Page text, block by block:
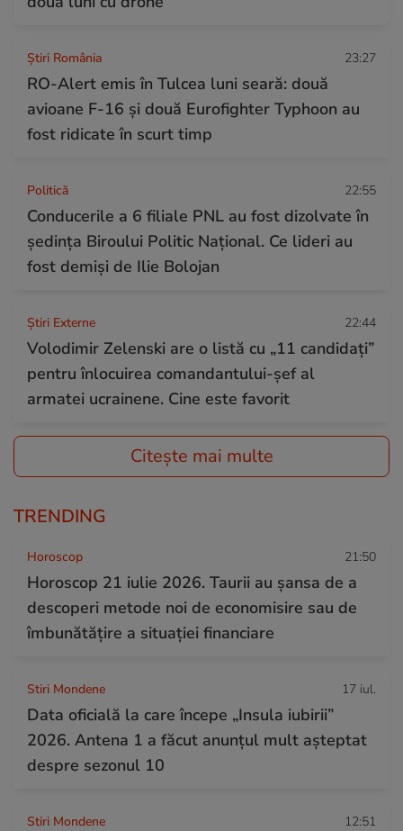
Știri România 23:27
RO-Alert emis în Tulcea luni seară: două
avioane F-16 și două Eurofighter Typhoon au
fost ridicate în scurt timp
Politică 22:55
Conducerile a 6 filiale PNL au fost dizolvate în
ședința Biroului Politic Național. Ce lideri au
fost demiși de Ilie Bolojan
Știri Externe 22:44
Volodimir Zelenski are o listă cu „11 candidați”
pentru înlocuirea comandantului-șef al
armatei ucrainene. Cine este favorit
Citește mai multe
TRENDING
Horoscop 21:50
Horoscop 21 iulie 2026. Taurii au șansa de a
descoperi metode noi de economisire sau de
îmbunătățire a situației financiare
Stiri Mondene 17 iul.
Data oficială la care începe „Insula iubirii”
2026. Antena 1 a făcut anunțul mult așteptat
despre sezonul 10
Stiri Mondene 12:51